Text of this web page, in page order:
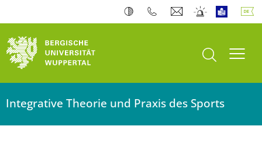
Suche öffnen
Integrative Theorie und Praxis des Sports